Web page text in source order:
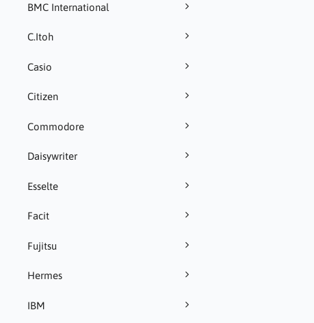
BMC International
C.Itoh
Casio
Citizen
Commodore
Daisywriter
Esselte
Facit
Fujitsu
Hermes
IBM